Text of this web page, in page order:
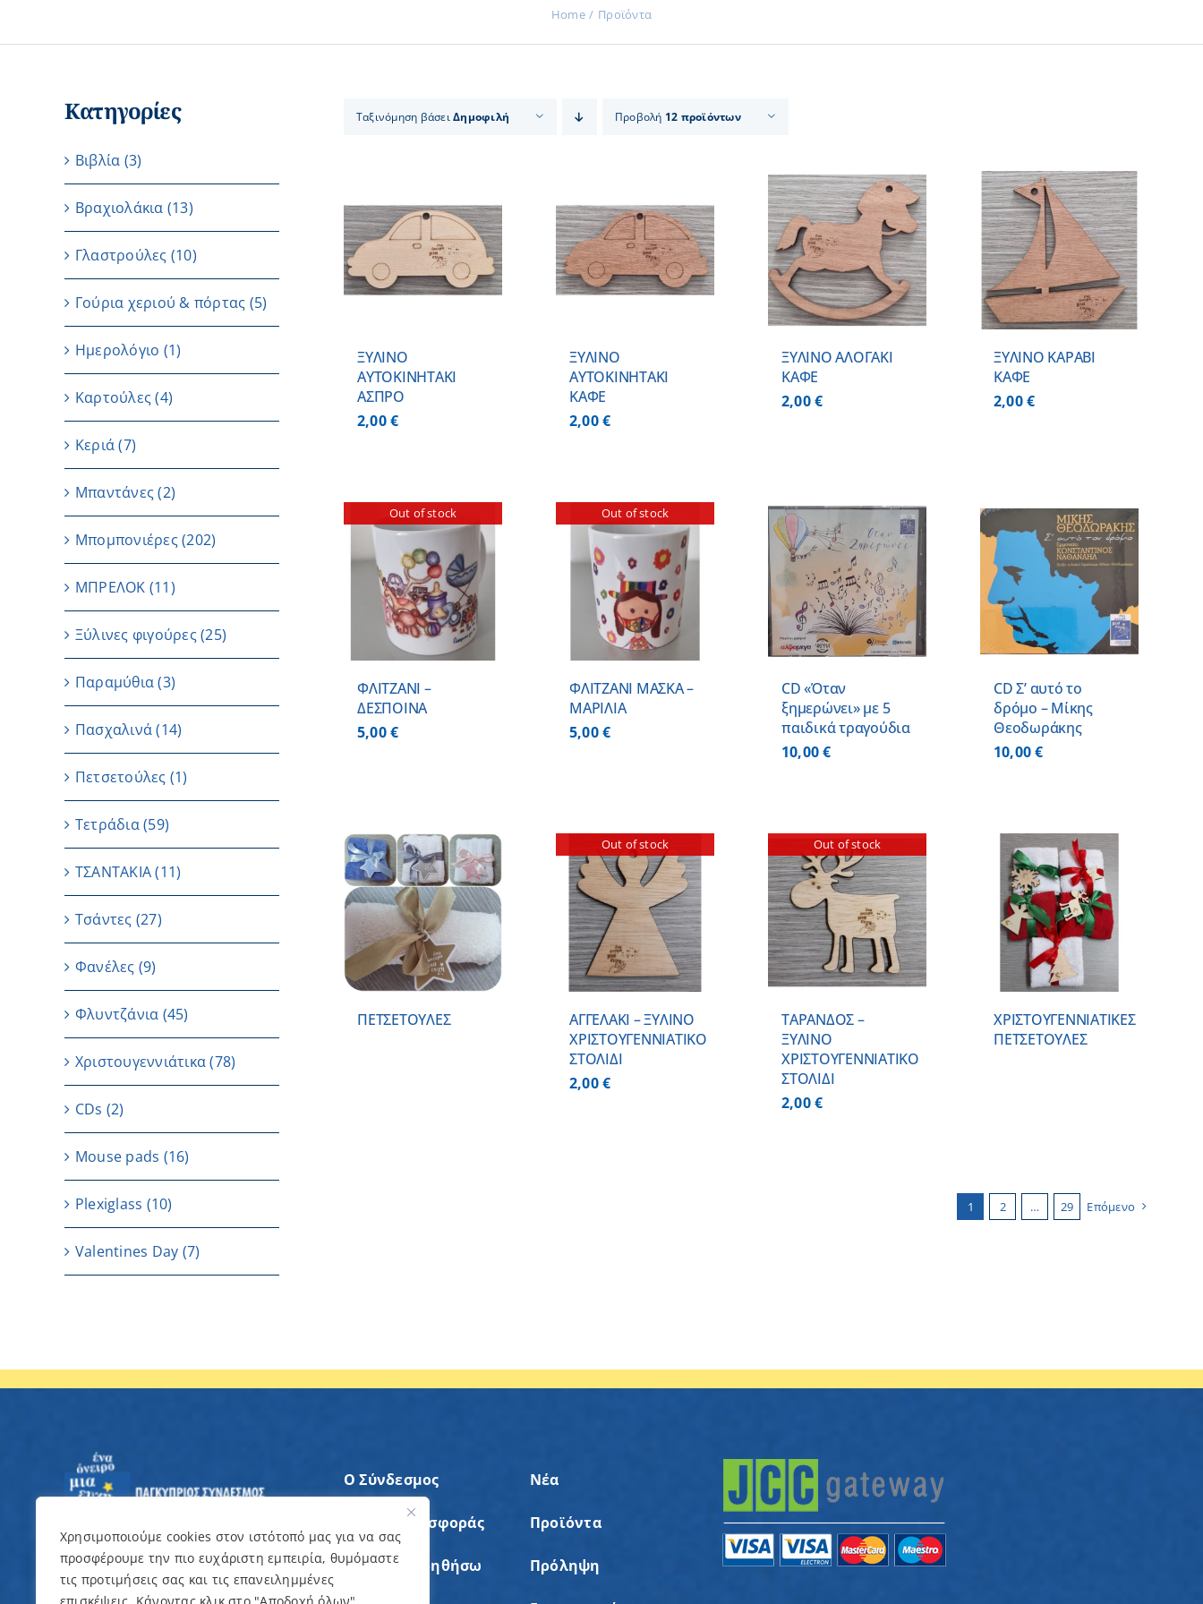
Χρησιμοποιούμε cookies στον ιστότοπό μας για να σας
προσφέρουμε την πιο ευχάριστη εμπειρία, θυμόμαστε
τις προτιμήσεις σας και τις επανειλημμένες
Home Προϊόντα
Ταξινόμηση βάσειΔημοφιλή Προβολή 12 προϊόντων
ΠΡΟΣΘΗΚΗ ΣΤΟ
ΞΥΛΙΝΟ
AYTOKINHTAKI
ΑΣΠΡΟ
2,00€
ΠΡΟΣΘΗΚΗ ΣΤΟ
ΚΑΛΑΘΙ
/
ΛΕΠΤΟΜΕΡΕΙΕΣ
ΞΥΛΙΝΟ
AYTOKINHTAKI
ΚΑΦΕ
2,00€
ΠΡΟΣΘΗΚΗ ΣΤΟ
ΚΑΛΑΘΙ
/
ΛΕΠΤΟΜΕΡΕΙΕΣ
ΞΥΛΙΝΟ ΑΛΟΓΑΚΙ
ΚΑΦΕ
2,00€
ΠΡΟΣΘΗΚΗ ΣΤΟ
ΚΑΛΑΘΙ
/
ΛΕΠΤΟΜΕΡΕΙΕΣ
ΞΥΛΙΝΟ ΚΑΡΑΒΙ
ΚΑΦΕ
2,00€
Out of stock
ΦΛΙΤΖΑΝΙ –
ΔΕΣΠΟΙΝΑ
5,00€
Out of stock
ΛΕΠΤΟΜΕΡΕΙΕΣ
ΦΛΙΤΖΑΝΙ ΜΑΣΚΑ –
ΜΑΡΙΛΙΑ
5,00€
ΠΡΟΣΘΗΚΗ ΣΤΟ
ΚΑΛΑΘΙ
ΛΕΠΤΟΜΕΡΕΙΕΣ
CD «Όταν
ξημερώνει» με 5
παιδικά τραγούδια
10,00€
ΠΡΟΣΘΗΚΗ ΣΤΟ
ΚΑΛΑΘΙ
ΛΕΠΤΟΜΕΡΕΙΕΣ
CD Σ’ αυτό το
δρόμο – Μίκης
Θεοδωράκης
10,00€
ΠΕΤΣΕΤΟΥΛΕΣ
Out of stock
ΛΕΠΤΟΜΕΡΕΙΕΣ
ΑΓΓΕΛΑΚΙ – ΞΥΛΙΝO
ΧΡΙΣΤΟΥΓΕΝΝΙΑΤΙΚO
ΣΤΟΛΙΔΙ
2,00€
Out of stock
ΛΕΠΤΟΜΕΡΕΙΕΣ
ΤΑΡΑΝΔΟΣ –
ΞΥΛΙΝO
ΧΡΙΣΤΟΥΓΕΝΝΙΑΤΙΚO
ΣΤΟΛΙΔΙ
2,00€
ΛΕΠΤΟΜΕΡΕΙΕΣ
ΧΡΙΣΤΟΥΓΕΝΝΙAΤΙΚΕΣ
ΠΕΤΣΕΤΟYΛΕΣ
1 2 … 29 Επόμενο
Κατηγορίες
Βιβλία (3)
Βραχιολάκια (13)
Γλαστρούλες (10)
Γούρια χεριού & πόρτας (5)
Ημερολόγιο (1)
Καρτούλες (4)
Κεριά (7)
Μπαντάνες (2)
Μπομπονιέρες(202)
ΜΠΡΕΛΟΚ (11)
Ξύλινες φιγούρες(25)
Παραμύθια (3)
Πασχαλινά (14)
Πετσετούλες (1)
Τετράδια(59)
ΤΣΑΝΤΑΚΙΑ (11)
Τσάντες (27)
Φανέλες (9)
Φλυντζάνια (45)
Χριστουγεννιάτικα(78)
CDs (2)
Μouse pads (16)
Plexiglass (10)
Valentines Day (7)
Ο Σύνδεσμος
Άξονες Προσφοράς
Θέλω να Βοηθήσω
Νέα
Προϊόντα
Πρόληψη